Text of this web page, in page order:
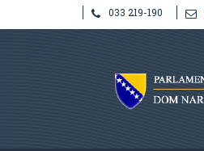
033 219-190